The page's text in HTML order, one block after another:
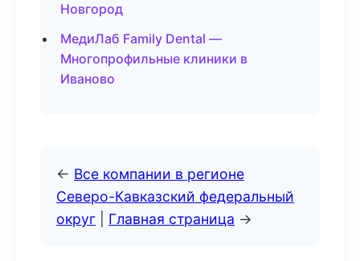
Новгород
МедиЛаб Family Dental —
Многопрофильные клиники в
Иваново
← Все компании в регионе
Северо-Кавказский федеральный
округ
Главная страница →